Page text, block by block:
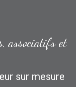
associatifs et
sur mesure